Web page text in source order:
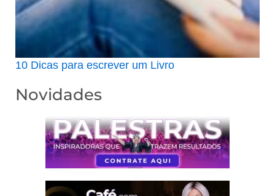
10 Dicas para escrever um Livro
Novidades